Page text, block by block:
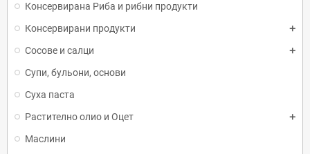
Консервирана Риба и рибни продукти
Консервирани продукти
Сосове и салци
Супи, бульони, основи
Суха паста
Растително олио и Оцет
Маслини